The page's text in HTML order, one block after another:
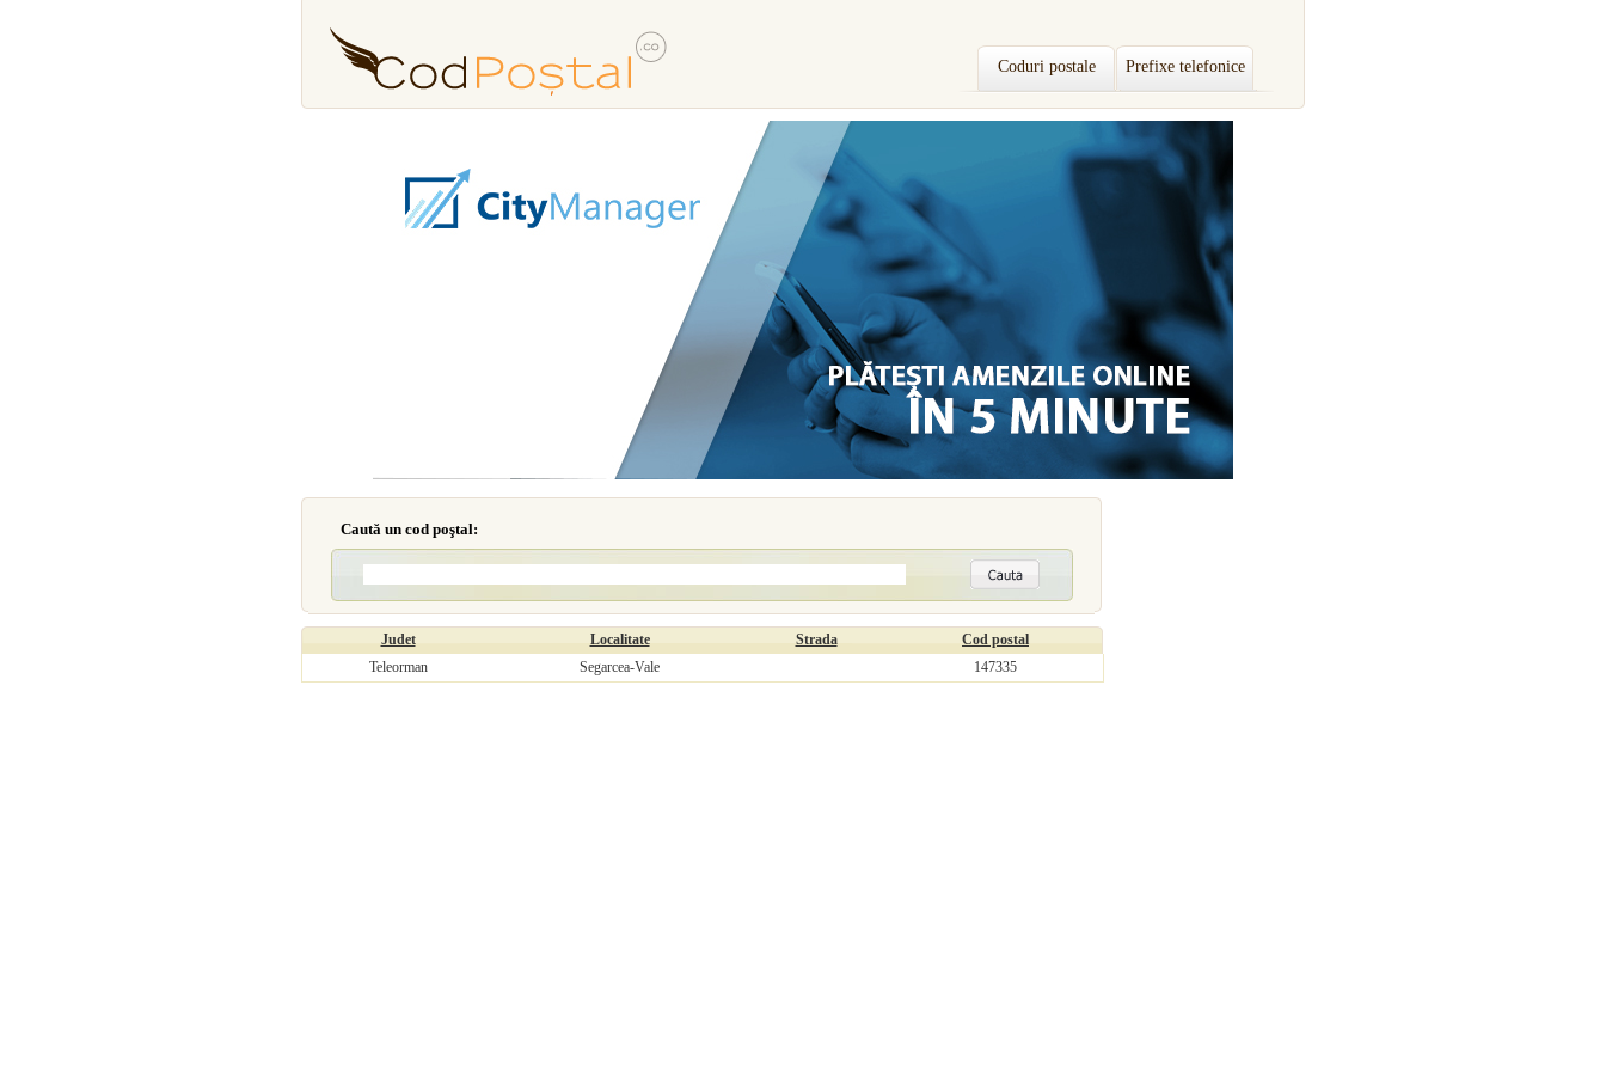
Coduri postale Prefixe telefonice
Caută un cod poştal:
Judet Localitate Strada
Cod postal
Teleorman
Segarcea-Vale 147335